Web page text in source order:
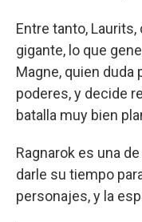
Entre tanto,
gigante, lo que
Magne, quien duda
poderes, y decide
batalla muy bien
Ragnarok es una
darle su tiempo
personajes, y la